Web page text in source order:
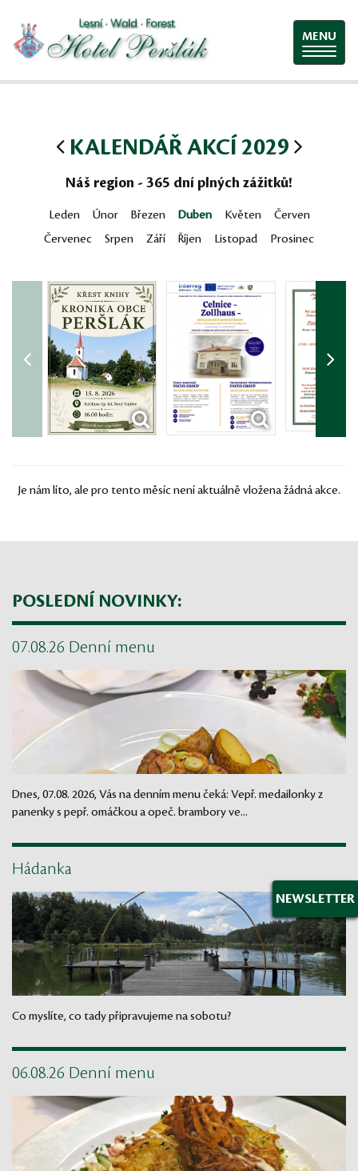
MENU
KALENDÁŘ AKCÍ 2029
Náš region - 365 dní plných zážitků!
Leden Únor Březen Duben Květen
Červen
Červenec
Srpen Září Říjen Listopad Prosinec
Je nám líto, ale pro tento měsíc není aktuálně vložena žádná akce.
POSLEDNÍ NOVINKY:
07.08.26 Denní menu
Dnes, 07.08. 2026, Vás na denním menu čeká: Vepř. medailonky z
panenky s pepř. omáčkou a opeč. brambory ve...
Hádanka
Co myslíte, co tady připravujeme na sobotu?
06.08.26 Denní menu
NEWSLETTER